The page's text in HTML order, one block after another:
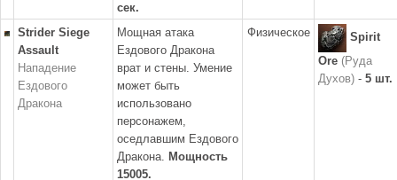
сек.
Strider Siege
Assault
Нападение
Ездового
Дракона
Мощная атака
Ездового Дракона
врат и стены. Умение
может быть
использовано
персонажем,
оседлавшим Ездового
Дракона. Мощность
15005.
Физическое
Spirit
Ore (Руда
Духов) - 5 шт.